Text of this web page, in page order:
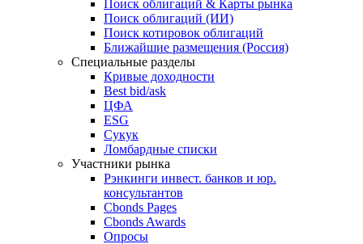
Поиск облигаций & Карты рынка
Поиск облигаций (ИИ)
Поиск котировок облигаций
Ближайшие размещения (Россия)
Специальные разделы
Кривые доходности
Best bid/ask
ЦФА
ESG
Сукук
Ломбардные списки
Участники рынка
Рэнкинги инвест. банков и юр.
консультантов
Cbonds Pages
Cbonds Awards
Опросы